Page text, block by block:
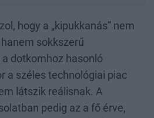
hogy a „kipukkanás” nem
sokkszerű
dotkomhoz hasonló
a széles technológiai piac
látszik reálisnak. A
pedig az a fő érve,